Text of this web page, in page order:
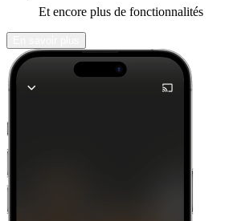
Et encore plus de fonctionnalités